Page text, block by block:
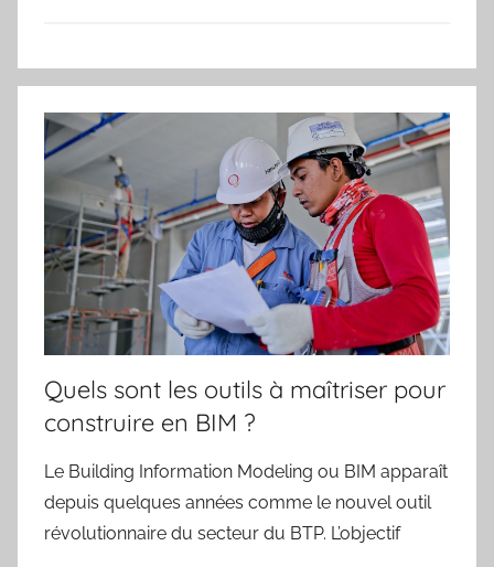
Quels sont les outils à maîtriser pour
construire en BIM ?
Le Building Information Modeling ou BIM apparaît
depuis quelques années comme le nouvel outil
révolutionnaire du secteur du BTP. L’objectif